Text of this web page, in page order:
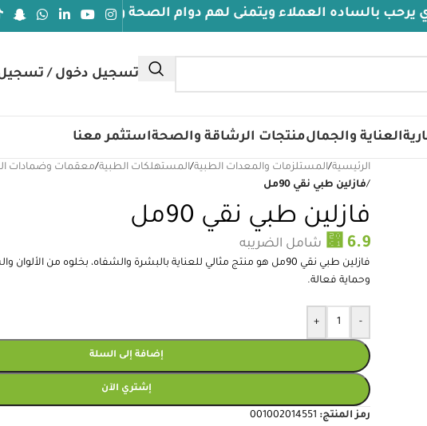
ويتمنى لهم دوام الصحة والعافيه
تسجيل دخول /
العناية والجمالمنتجات الرشاقة والصحةاستثمر معنا
الرئيسية/المستلزمات والمعدات الطبية/المستهلكات الطبية/معقمات وضمادات
/فازلين طبي نقي 90مل
فازلين طبي نقي 90مل
⃁ 6.9 شامل الضريبه
فازلين طبي نقي 90مل هو منتج مثالي للعناية بالبشرة والشفاه، بخلوه من
وحماية فعالة.